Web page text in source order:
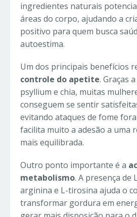
ingredientes naturais
áreas do corpo, ajudando a
positivo para quem busca
autoestima.
Um dos principais benefícios
controle do apetite. Graças
psyllium e chia, muitas
conseguem se sentir
evitando ataques de fome
facilita muito a adesão a uma
mais equilibrada.
Outro ponto importante é a
metabolismo. A presença de
arginina e L-tirosina ajuda o
transformar gordura em